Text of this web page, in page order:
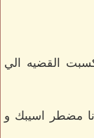
القضيه الي
مضطر اسيبك و